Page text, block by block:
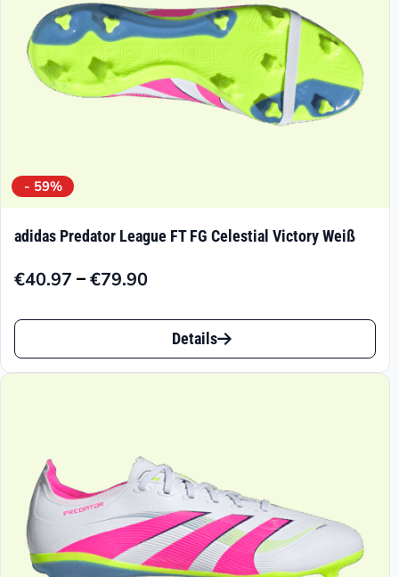
- 59%
adidas Predator League FT FG Celestial Victory Weiß
€40.97 –€79.90
Preisspanne:
€79.90
Dieses
Produkt
auf.
Die
Optionen
Details